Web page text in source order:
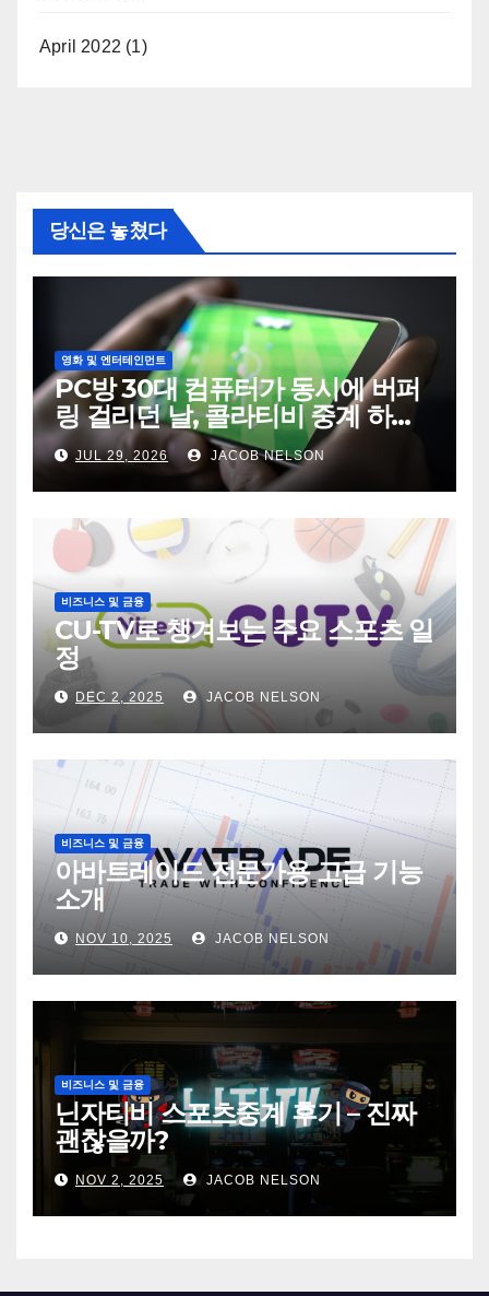
April 2022 (1)
당신은 놓쳤다
영화 및 엔터테인먼트
PC방 30대 컴퓨터가 동시에 버퍼
링 걸리던 날, 콜라티비 중계 하나
가 전기세를 바꿨다
JUL 29, 2026 JACOB NELSON
비즈니스 및 금융
CU-TV로 챙겨보는 주요 스포츠 일
정
DEC 2, 2025 JACOB NELSON
비즈니스 및 금융
아바트레이드 전문가용 고급 기능
소개
NOV 10, 2025 JACOB NELSON
비즈니스 및 금융
닌자티비 스포츠중계 후기 – 진짜
괜찮을까?
NOV 2, 2025 JACOB NELSON